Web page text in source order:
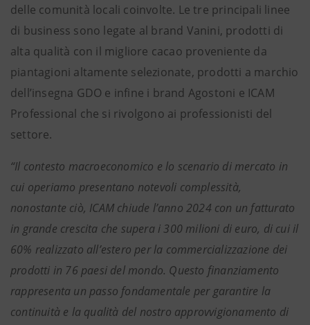
delle comunità locali coinvolte. Le tre principali linee
di business sono legate al brand Vanini, prodotti di
alta qualità con il migliore cacao proveniente da
piantagioni altamente selezionate, prodotti a marchio
dell’insegna GDO e infine i brand Agostoni e ICAM
Professional che si rivolgono ai professionisti del
settore.
“Il contesto macroeconomico e lo scenario di mercato in
cui operiamo presentano notevoli complessità,
nonostante ciò, ICAM chiude l’anno 2024 con un fatturato
in grande crescita che supera i 300 milioni di euro, di cui il
60% realizzato all’estero per la commercializzazione dei
prodotti in 76 paesi del mondo. Questo finanziamento
rappresenta un passo fondamentale per garantire la
continuità e la qualità del nostro approvvigionamento di